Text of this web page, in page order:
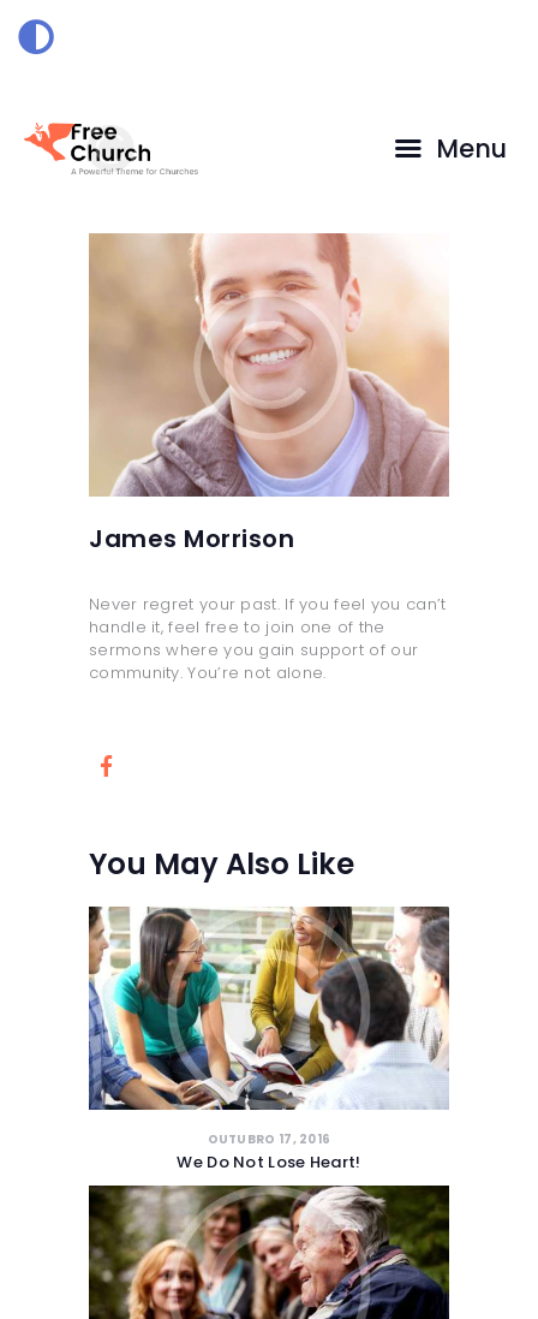
Menu
James Morrison
Never regret your past. If you feel you can’t
handle it, feel free to join one of the
sermons where you gain support of our
community. You’re not alone.
You May Also Like
OUTUBRO 17, 2016
We Do Not Lose Heart!